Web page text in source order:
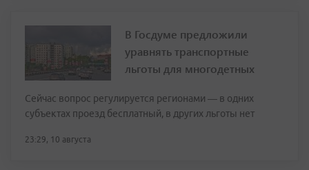
В Госдуме предложили
уравнять транспортные
льготы для многодетных
Сейчас вопрос регулируется регионами — в одних
субъектах проезд бесплатный, в других льготы нет
23:29, 10 августа